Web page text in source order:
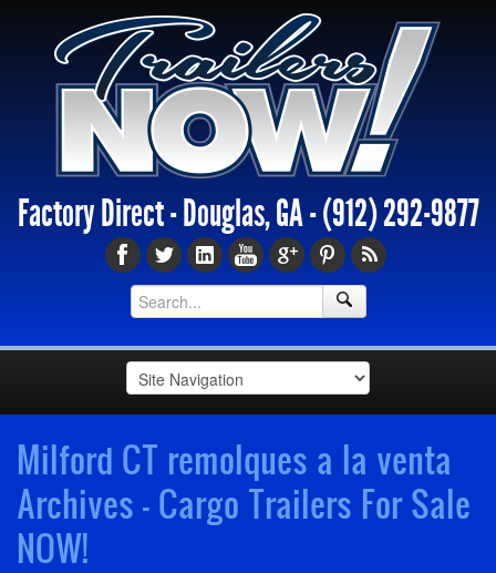
Factory Direct - Douglas, GA -(912) 292-9877
Milford CT remolques a la venta
Archives - Cargo Trailers For Sale
NOW!